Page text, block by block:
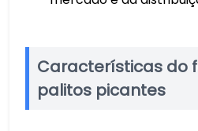
Características do
palitos picantes